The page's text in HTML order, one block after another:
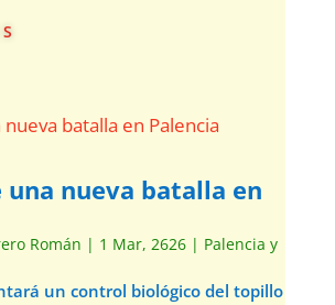
nueva batalla en
Román | 1 Mar, 2626| Palencia y
un control biológico del topillo